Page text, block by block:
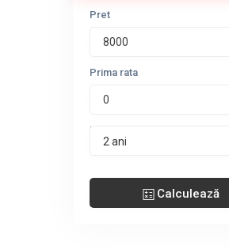
Pret
Prima rata
Perioada leasing
2 ani
Calculează